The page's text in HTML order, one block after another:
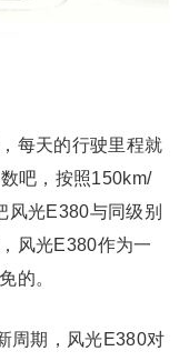
每天的行驶里程就
吧，按照150km/
风光E380与同级别
风光E380作为一
的。
周期，风光E380对